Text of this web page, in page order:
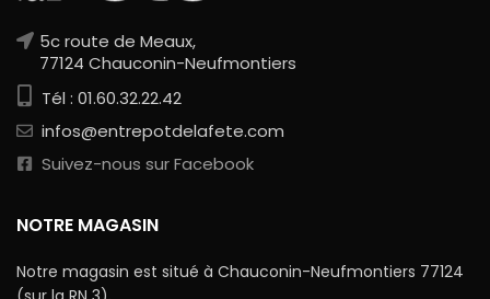
5c route de Meaux,
77124 Chauconin-Neufmontiers
Tél : 01.60.32.22.42
infos@entrepotdelafete.com
Suivez-nous sur Facebook
NOTRE MAGASIN
Notre magasin est situé à Chauconin-Neufmontiers 77124